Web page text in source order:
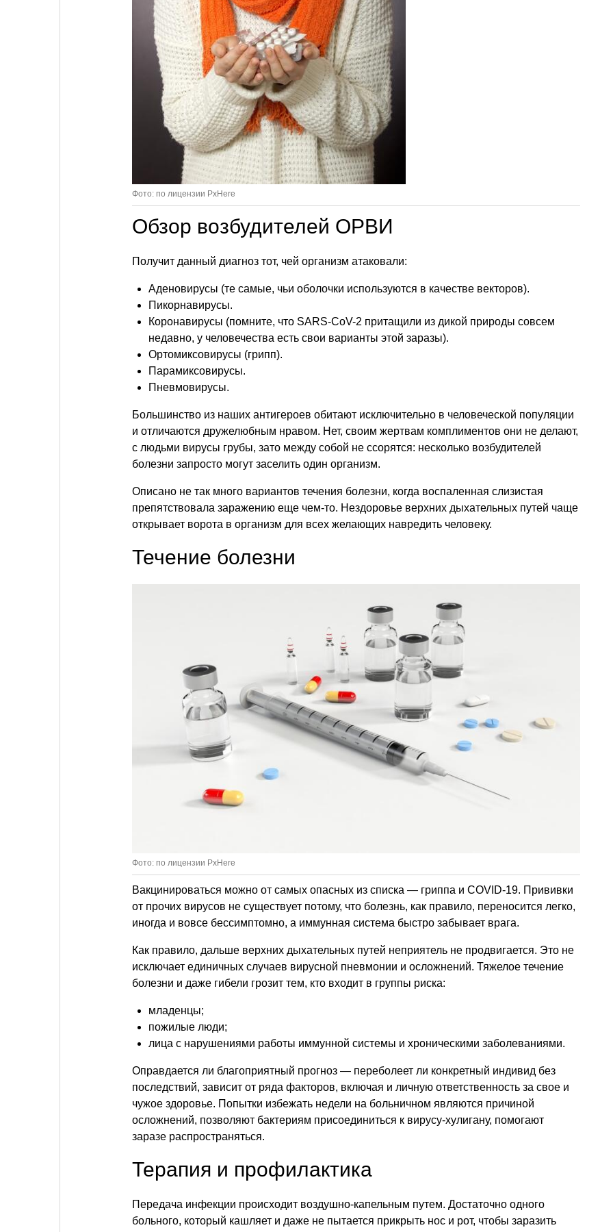
Фото: по лицензии PxHere
Обзор возбудителей ОРВИ
Получит данный диагноз тот, чей организм атаковали:
Аденовирусы (те самые, чьи оболочки используются в качестве векторов).
Пикорнавирусы.
Коронавирусы (помните, что SARS-CoV-2 притащили из дикой природы совсем
недавно, у человечества есть свои варианты этой заразы).
Ортомиксовирусы (грипп).
Парамиксовирусы.
Пневмовирусы.
Большинство из наших антигероев обитают исключительно в человеческой популяции
и отличаются дружелюбным нравом. Нет, своим жертвам комплиментов они не делают,
с людьми вирусы грубы, зато между собой не ссорятся: несколько возбудителей
болезни запросто могут заселить один организм.
Описано не так много вариантов течения болезни, когда воспаленная слизистая
препятствовала заражению еще чем-то. Нездоровье верхних дыхательных путей чаще
открывает ворота в организм для всех желающих навредить человеку.
Течение болезни
Фото: по лицензии PxHere
Вакцинироваться можно от самых опасных из списка — гриппа и COVID-19. Прививки
от прочих вирусов не существует потому, что болезнь, как правило, переносится легко,
иногда и вовсе бессимптомно, а иммунная система быстро забывает врага.
Как правило, дальше верхних дыхательных путей неприятель не продвигается. Это не
исключает единичных случаев вирусной пневмонии и осложнений. Тяжелое течение
болезни и даже гибели грозит тем, кто входит в группы риска:
младенцы;
пожилые люди;
лица с нарушениями работы иммунной системы и хроническими заболеваниями.
Оправдается ли благоприятный прогноз — переболеет ли конкретный индивид без
последствий, зависит от ряда факторов, включая и личную ответственность за свое и
чужое здоровье. Попытки избежать недели на больничном являются причиной
осложнений, позволяют бактериям присоединиться к вирусу-хулигану, помогают
заразе распространяться.
Терапия и профилактика
Передача инфекции происходит воздушно-капельным путем. Достаточно одного
больного, который кашляет и даже не пытается прикрыть нос и рот, чтобы заразить